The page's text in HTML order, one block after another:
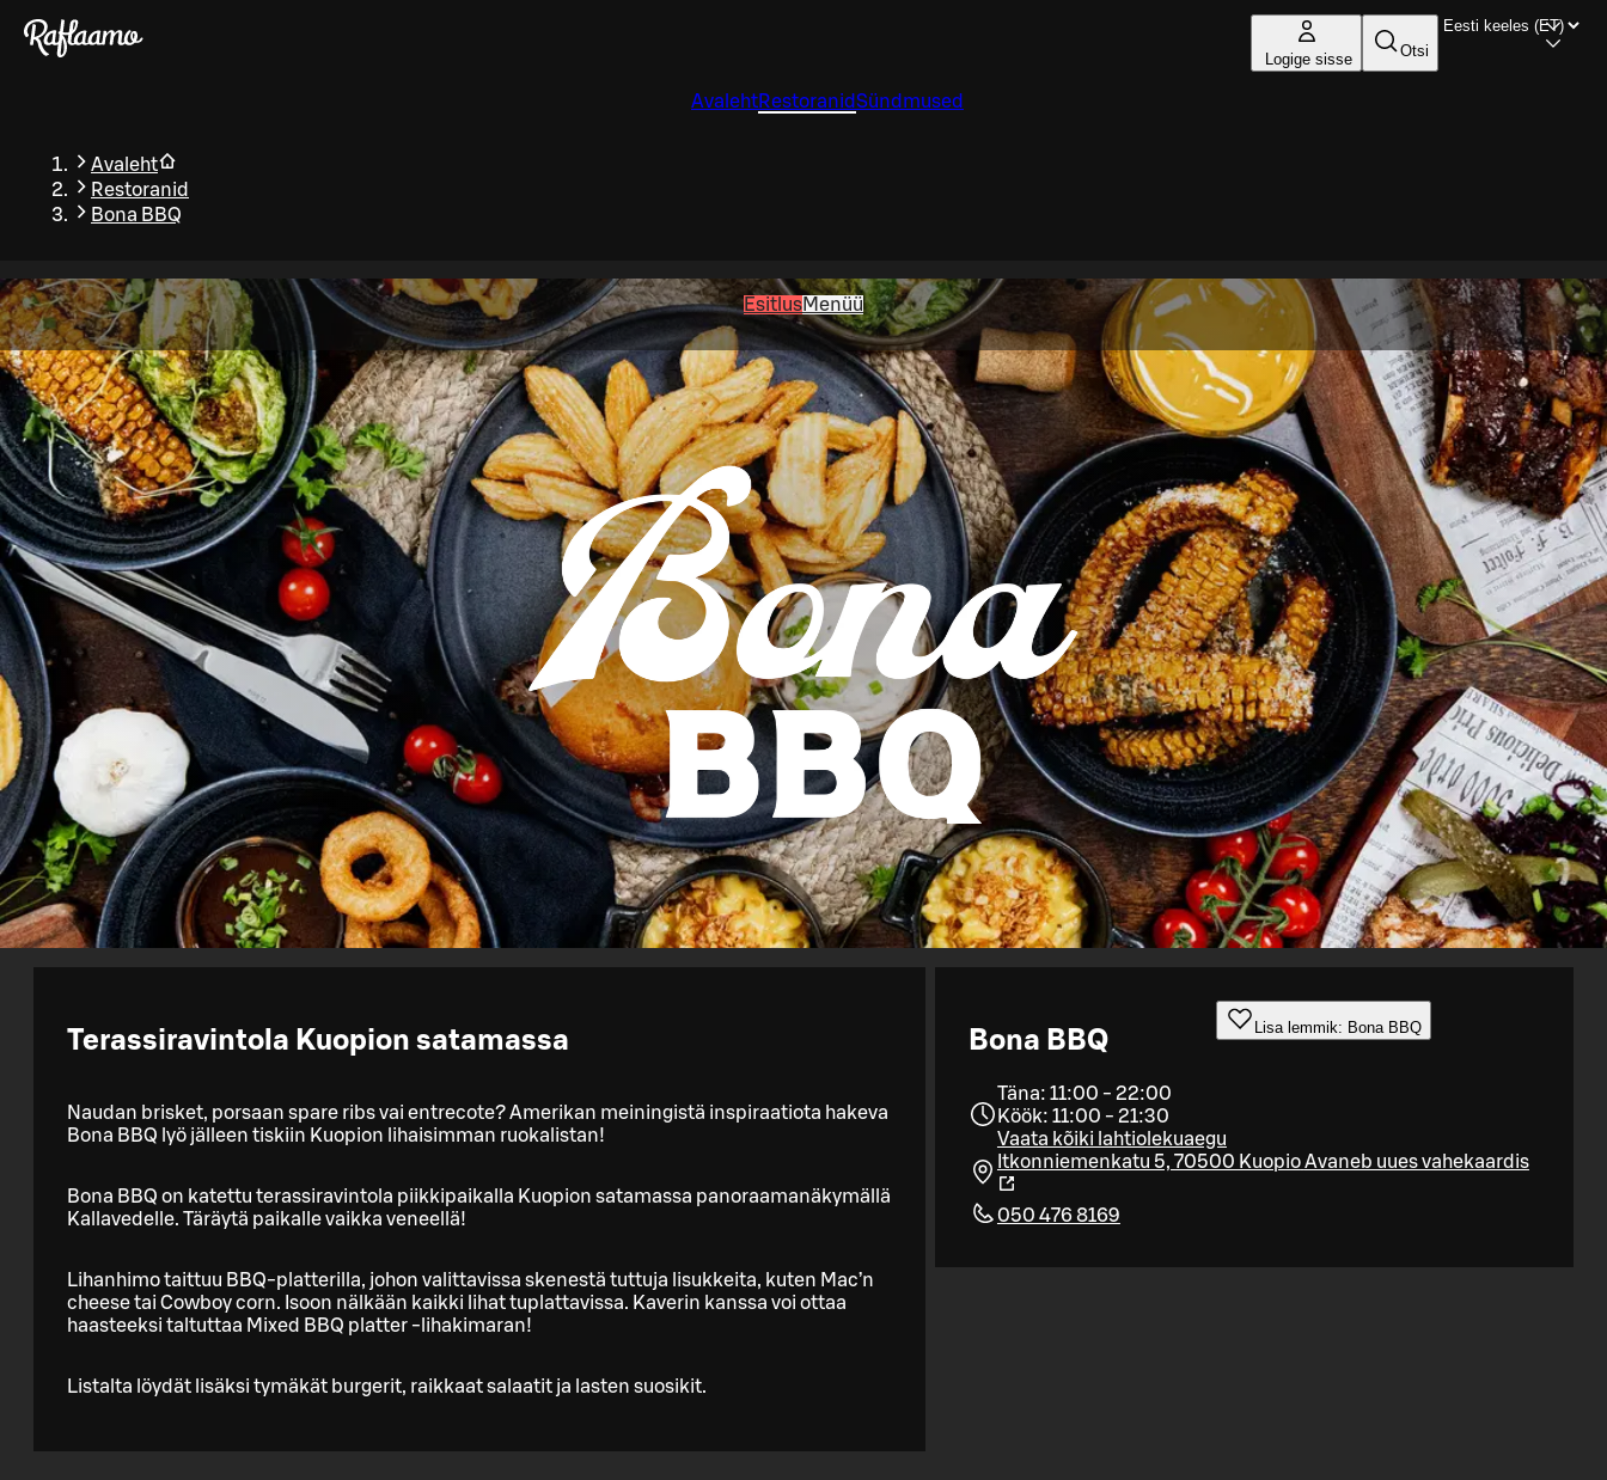
Liigu peamise sisu juurde
Logige sisse Otsi
AvalehtRestoranidSündmused
Avaleht
Restoranid
Bona BBQ
EsitlusMenüü
Bona BBQ Lisa lemmik: Bona BBQ
Täna: 11:00 - 22:00
Köök: 11:00 - 21:30
Vaata kõiki lahtiolekuaegu
Itkonniemenkatu 5, 70500 KuopioAvaneb uues vahekaardis
050 476 8169
Terassiravintola Kuopion satamassa
Naudan brisket, porsaan spare ribs vai entrecote? Amerikan meiningistä inspiraatiota hakeva
Bona BBQ lyö jälleen tiskiin Kuopion lihaisimman ruokalistan!
Bona BBQ on katettu terassiravintola piikkipaikalla Kuopion satamassa panoraamanäkymällä
Kallavedelle. Täräytä paikalle vaikka veneellä!
Lihanhimo taittuu BBQ-platterilla, johon valittavissa skenestä tuttuja lisukkeita, kuten Mac’n
cheese tai Cowboy corn. Isoon nälkään kaikki lihat tuplattavissa. Kaverin kanssa voi ottaa
haasteeksi taltuttaa Mixed BBQ platter -lihakimaran!
Listalta löydät lisäksi tymäkät burgerit, raikkaat salaatit ja lasten suosikit.